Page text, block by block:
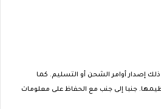
إصدار أوامر الشحن أو التسليم. كما
جنبا إلى جنب مع الحفاظ على معلومات